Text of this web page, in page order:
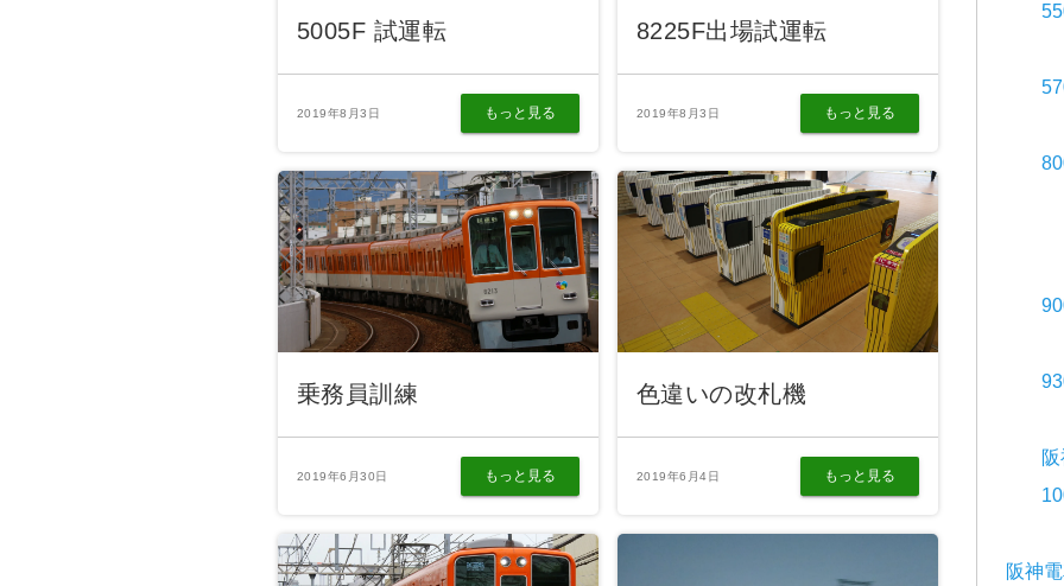
5005F 試運転
2019年8月3日 もっと見る
8225F出場試運転
2019年8月3日 もっと見る
乗務員訓練
2019年6月30日 もっと見る
色違いの改札機
2019年6月4日 もっと見る
阪神